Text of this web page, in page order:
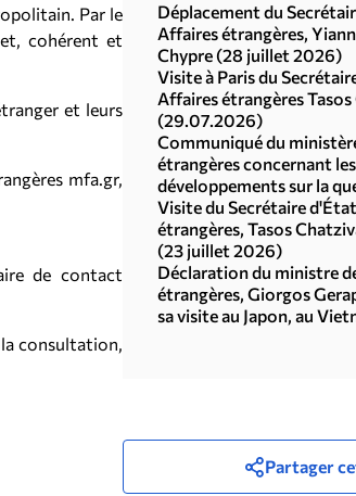
Par le
cohérent et
et leurs
mfa.gr,
de contact
consultation,
Déplacement du
Affaires étrangères,
Chypre (28 juillet 2026)
Visite à Paris du
Affaires étrangères
(29.07.2026)
Communiqué du
étrangères concernant
développements sur la
(29.07.2026)
Visite du Secrétaire
étrangères, Tasos
(23 juillet 2026)
Déclaration du ministre
étrangères, Giorgos
sa visite au Japon, au
Partager